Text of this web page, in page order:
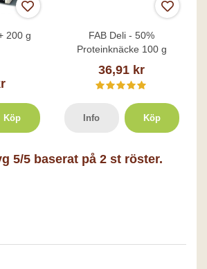
200 g
Köp
FAB Deli - 50%
Proteinknäcke 100 g
36,91 kr
Info Köp
5/5 baserat på 2 st röster.